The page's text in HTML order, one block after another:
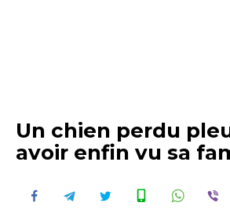
Un chien perdu
avoir enfin vu sa